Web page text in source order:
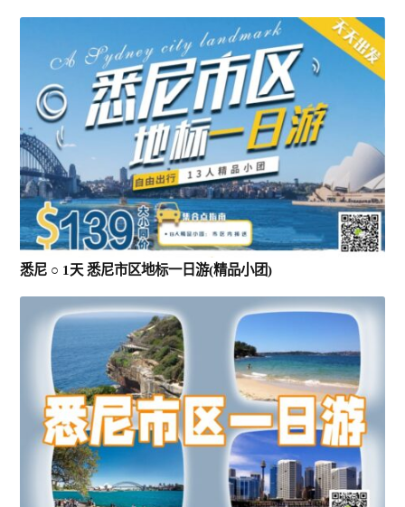
悉尼 ○ 1天 悉尼市区地标一日游(精品小团)